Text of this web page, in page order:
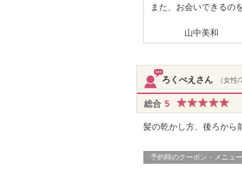
また、お会いできるの
山中美和
ろくべえさん （女性/
総合 5
髪の乾かし方、後ろから
予約時のクーポン・メニュー